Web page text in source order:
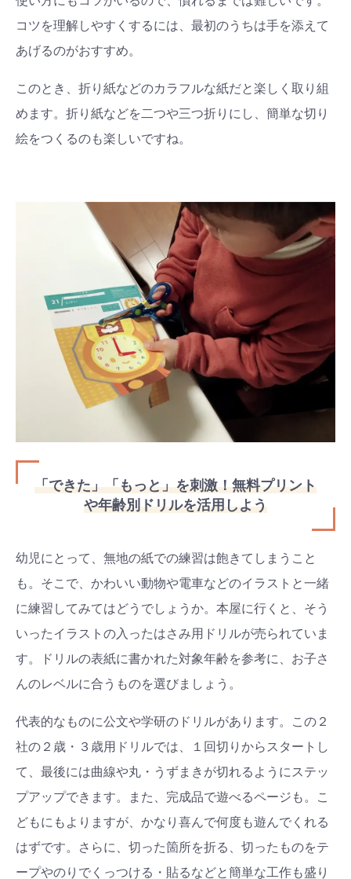
コツを理解しやすくするには、最初のうちは手を添えて
あげるのがおすすめ。
このとき、折り紙などのカラフルな紙だと楽しく取り組
めます。折り紙などを二つや三つ折りにし、簡単な切り
絵をつくるのも楽しいですね。
「できた」「もっと」を刺激！無料プリント
や年齢別ドリルを活用しよう
幼児にとって、無地の紙での練習は飽きてしまうこと
も。そこで、かわいい動物や電車などのイラストと一緒
に練習してみてはどうでしょうか。本屋に行くと、そう
いったイラストの入ったはさみ用ドリルが売られていま
す。ドリルの表紙に書かれた対象年齢を参考に、お子さ
んのレベルに合うものを選びましょう。
代表的なものに公文や学研のドリルがあります。この２
社の２歳・３歳用ドリルでは、１回切りからスタートし
て、最後には曲線や丸・うずまきが切れるようにステッ
プアップできます。また、完成品で遊べるページも。こ
どもにもよりますが、かなり喜んで何度も遊んでくれる
はずです。さらに、切った箇所を折る、切ったものをテ
ープやのりでくっつける・貼るなどと簡単な工作も盛り